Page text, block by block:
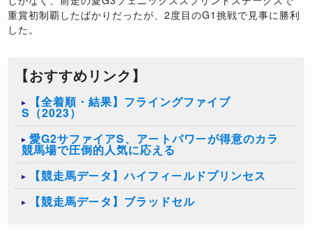
重賞初制覇したばかりだったが、2度目のG1挑戦で見事に勝利
した。
【おすすめリンク】
【全着順・結果】フライングファイブ
S（2023）
愛G2サファイアS、アートパワーが得意のカラ
競馬場で圧倒的人気に応える
【競走馬データ】ハイフィールドプリンセス
【競走馬データ】ブラッドセル